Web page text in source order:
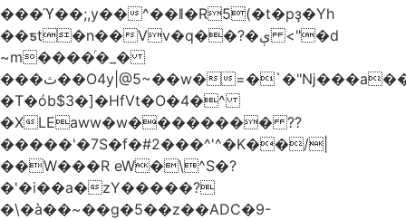
���ϓ��;,y��^��ǁ�R5(�t�pҙ�Υh
��ƽt�n��Vv�q��?�ې <"�d
~m����ͬ�_�
���ث��O4y|@5~��w�=�`�"ǋ���a��^�a�9՗Ϊ��=B<�cT
�T�ób$3�]�HfVt�O�4�^
�XLEaww�w�������� ??
�����'�7S�f�#2���^'^�K��/|
��W���R eW�\^S�?
�'�i��a�zY�����?
�\�à��~��g�5��z��ADC�9-